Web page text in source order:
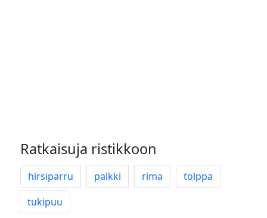
Ratkaisuja ristikkoon
hirsiparru palkki rima
tolppa
tukipuu